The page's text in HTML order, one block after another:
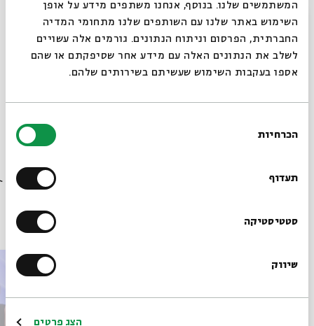
המשתמשים שלנו. בנוסף, אנחנו משתפים מידע על אופן
השימוש באתר שלנו עם השותפים שלנו מתחומי המדיה
החברתית, הפרסום וניתוח הנתונים. גורמים אלה עשויים
לשלב את הנתונים האלה עם מידע אחר שסיפקתם או שהם
אספו בעקבות השימוש שעשיתם בשירותים שלהם.
הסכמה
הכרחיות
תעדוף
סטטיסטיקה
שיווק
הצג פרטים
הורדת מקורות מתוך אירוע קריאות רב-תרבותיות בתנ"ך
סגור